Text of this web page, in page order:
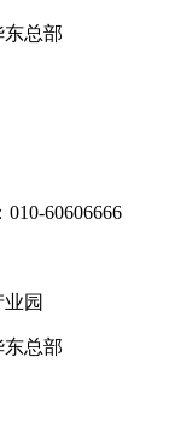
总部
60606666
园
总部